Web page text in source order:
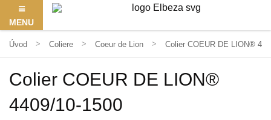
MENU
Úvod Coliere Coeur de Lion Colier COEUR DE LION®
Colier COEUR DE LION®
4409/10-1500